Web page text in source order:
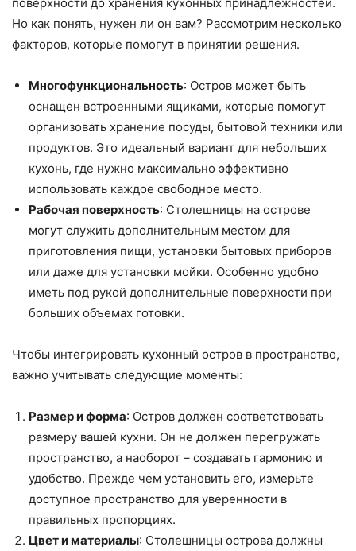
Но как понять, нужен ли он вам? Рассмотрим несколько
факторов, которые помогут в принятии решения.
Многофункциональность: Остров может быть
оснащен встроенными ящиками, которые помогут
организовать хранение посуды, бытовой техники или
продуктов. Это идеальный вариант для небольших
кухонь, где нужно максимально эффективно
использовать каждое свободное место.
Рабочая поверхность: Столешницы на острове
могут служить дополнительным местом для
приготовления пищи, установки бытовых приборов
или даже для установки мойки. Особенно удобно
иметь под рукой дополнительные поверхности при
больших объемах готовки.
Чтобы интегрировать кухонный остров в пространство,
важно учитывать следующие моменты:
Размер и форма: Остров должен соответствовать
размеру вашей кухни. Он не должен перегружать
пространство, а наоборот – создавать гармонию и
удобство. Прежде чем установить его, измерьте
доступное пространство для уверенности в
правильных пропорциях.
Цвет и материалы: Столешницы острова должны